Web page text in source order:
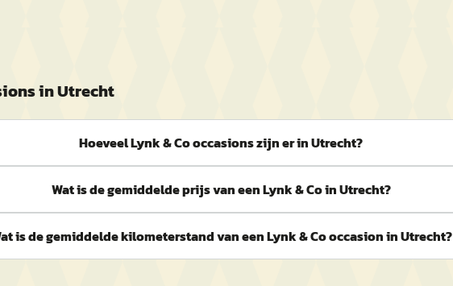
inUtrecht
Hoeveel Lynk & Co occasions zijn er in Utrecht?
Wat is de gemiddelde prijs van een Lynk & Co in Utrecht?
is de gemiddelde kilometerstand van een Lynk & Co occasion in Utrecht?